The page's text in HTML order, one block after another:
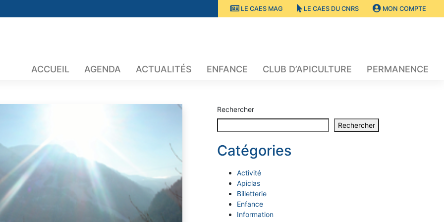
LE CAES MAG LE CAES DU CNRS MON COMPTE
ACCUEIL AGENDA ACTUALITÉS ENFANCE CLUB D’APICULTURE PERMANENCE
Rechercher
Rechercher
Catégories
Activité
Apiclas
Billetterie
Enfance
Information